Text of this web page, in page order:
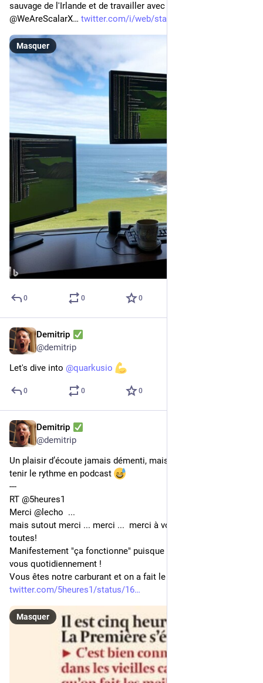
sauvage de l'Irlande et de travailler avec moi chez
@WeAreScalarX… twitter.com/i/web/status/16390
Masquer
0 0 0
Demitrip
@demitrip
Let's dive into @quarkusio
0 0 0
Demitrip
@demitrip
Un plaisir d’écoute jamais démenti, mais difficile à rattraper et
tenir le rythme en podcast
---
RT @5heures1
Merci @lecho  ...
mais sutout merci ... merci ...  merci à vous tous et vous
toutes!
Manifestement "ça fonctionne" puisque vous êtes au rendez-
vous quotidiennement !
Vous êtes notre carburant et on a fait le plein!
twitter.com/5heures1/status/16
Masquer